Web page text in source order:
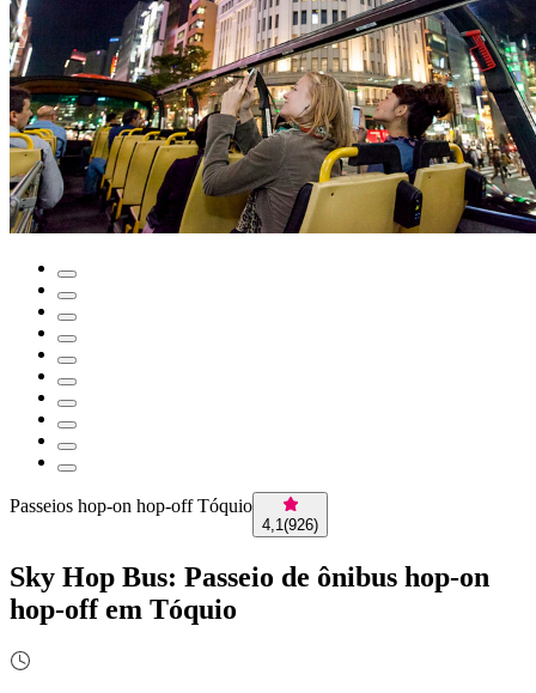
Passeios hop-on hop-off Tóquio
4,1(926)
Sky Hop Bus: Passeio de ônibus hop-on
hop-off em Tóquio